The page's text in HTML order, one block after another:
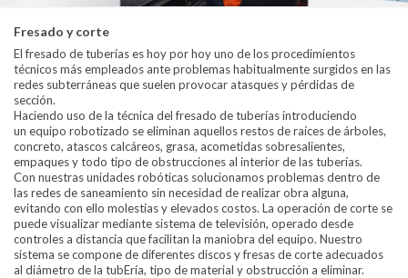
Fresado y corte
El fresado de tuberías es hoy por hoy uno de los procedimientos
técnicos más empleados ante problemas habitualmente surgidos en las
redes subterráneas que suelen provocar atasques y pérdidas de
sección.
Haciendo uso de la técnica del fresado de tuberías introduciendo
un equipo robotizado se eliminan aquellos restos de raíces de árboles,
concreto, atascos calcáreos, grasa, acometidas sobresalientes,
empaques y todo tipo de obstrucciones al interior de las tuberías.
Con nuestras unidades robóticas solucionamos problemas dentro de
las redes de saneamiento sin necesidad de realizar obra alguna,
evitando con ello molestias y elevados costos. La operación de corte se
puede visualizar mediante sistema de televisión, operado desde
controles a distancia que facilitan la maniobra del equipo. Nuestro
sistema se compone de diferentes discos y fresas de corte adecuados
al diámetro de la tubEría, tipo de material y obstrucción a eliminar.